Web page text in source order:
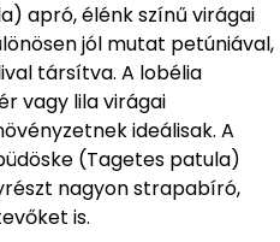
apró, élénk színű virágai
jól mutat petúniával,
társítva. A lobélia
vagy lila virágai
ideálisak. A
(Tagetes patula)
nagyon strapabíró,
is.